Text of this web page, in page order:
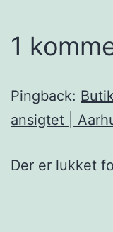
1
Pingback:
ansigtet |
Der er lukket